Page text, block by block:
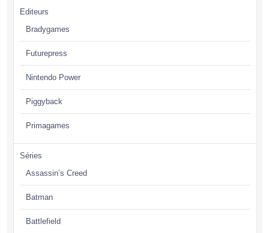
Editeurs
Bradygames
Futurepress
Nintendo Power
Piggyback
Primagames
Séries
Assassin’s Creed
Batman
Battlefield